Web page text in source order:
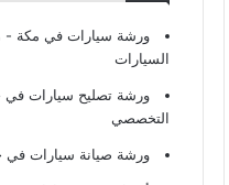
ورشة سيارات في مكة -
السيارات
ورشة تصليح سيارات في
التخصصي
ورشة صيانة سيارات في